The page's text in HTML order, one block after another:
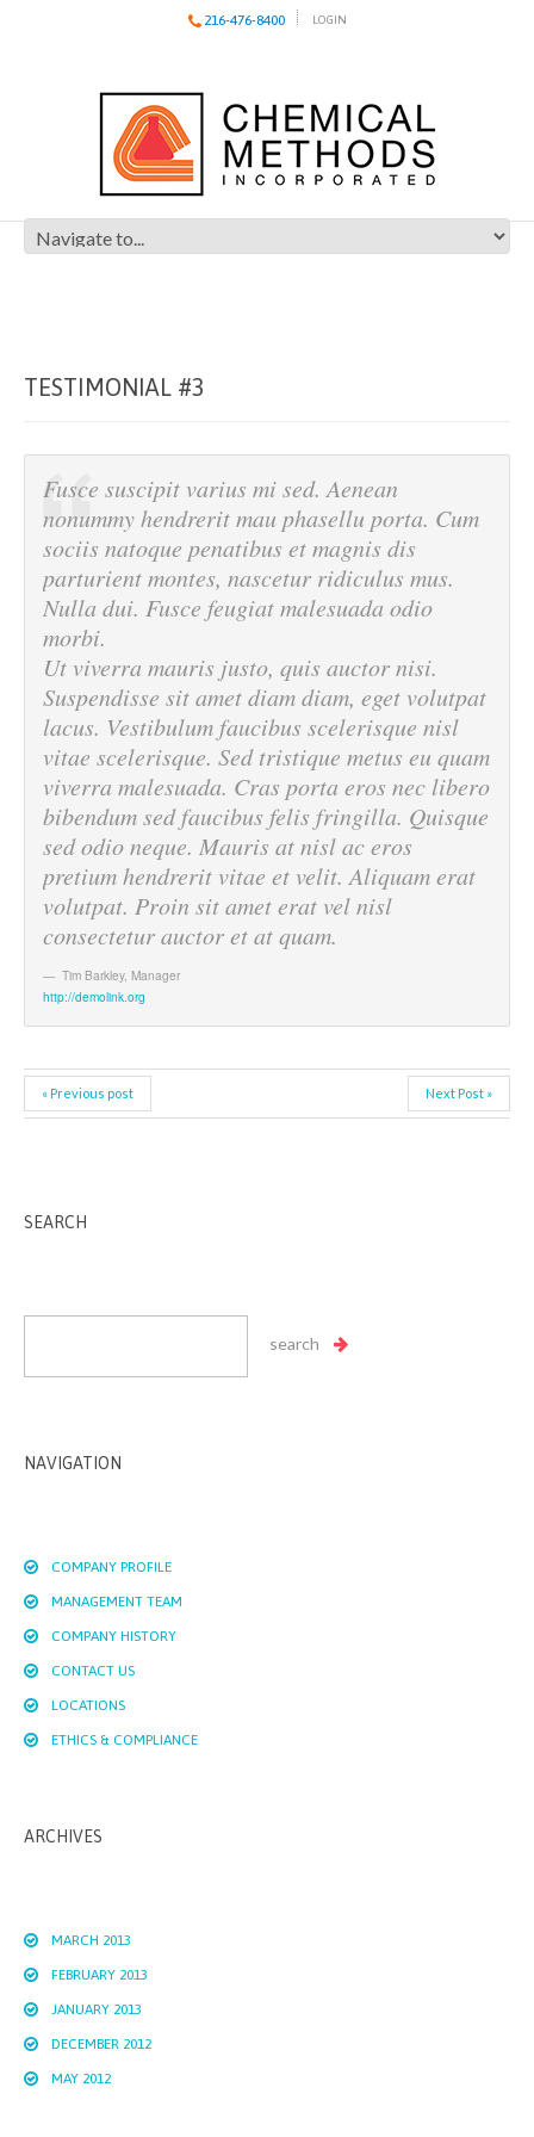
216-476-8400 LOGIN
TESTIMONIAL #3
Fusce suscipit varius mi sed. Aenean
nonummy hendrerit mau phasellu porta. Cum
sociis natoque penatibus et magnis dis
parturient montes, nascetur ridiculus mus.
Nulla dui. Fusce feugiat malesuada odio
morbi.
Ut viverra mauris justo, quis auctor nisi.
Suspendisse sit amet diam diam, eget volutpat
lacus. Vestibulum faucibus scelerisque nisl
vitae scelerisque. Sed tristique metus eu quam
viverra malesuada. Cras porta eros nec libero
bibendum sed faucibus felis fringilla. Quisque
sed odio neque. Mauris at nisl ac eros
pretium hendrerit vitae et velit. Aliquam erat
volutpat. Proin sit amet erat vel nisl
consectetur auctor et at quam.
Tim Barkley, Manager
http://demolink.org
« Previous post Next Post »
SEARCH
NAVIGATION
COMPANY PROFILE
MANAGEMENT TEAM
COMPANY HISTORY
CONTACT US
LOCATIONS
ETHICS & COMPLIANCE
ARCHIVES
MARCH 2013
FEBRUARY 2013
JANUARY 2013
DECEMBER 2012
MAY 2012